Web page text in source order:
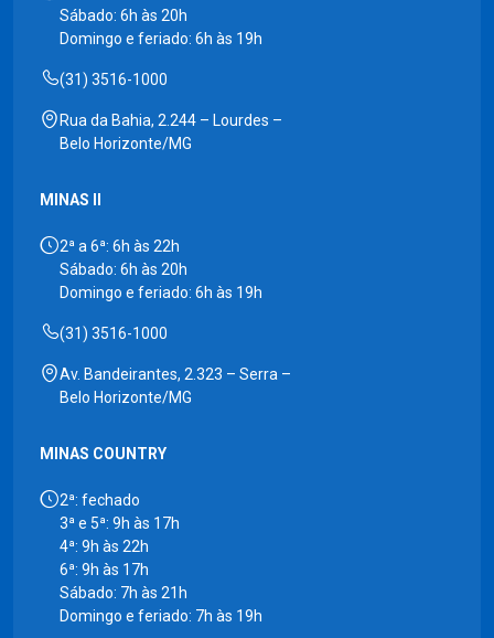
Sábado: 6h às 20h
Domingo e feriado: 6h às 19h
(31) 3516-1000
Rua da Bahia, 2.244 – Lourdes –
Belo Horizonte/MG
MINAS II
2ª a 6ª: 6h às 22h
Sábado: 6h às 20h
Domingo e feriado: 6h às 19h
(31) 3516-1000
Av. Bandeirantes, 2.323 – Serra –
Belo Horizonte/MG
MINAS COUNTRY
2ª: fechado
3ª e 5ª: 9h às 17h
4ª: 9h às 22h
6ª: 9h às 17h
Sábado: 7h às 21h
Domingo e feriado: 7h às 19h